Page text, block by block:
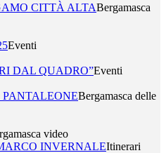
CITTÀ ALTABergamasca
Eventi
DAL QUADRO”Eventi
Bergamasca delle
video
INVERNALEItinerari